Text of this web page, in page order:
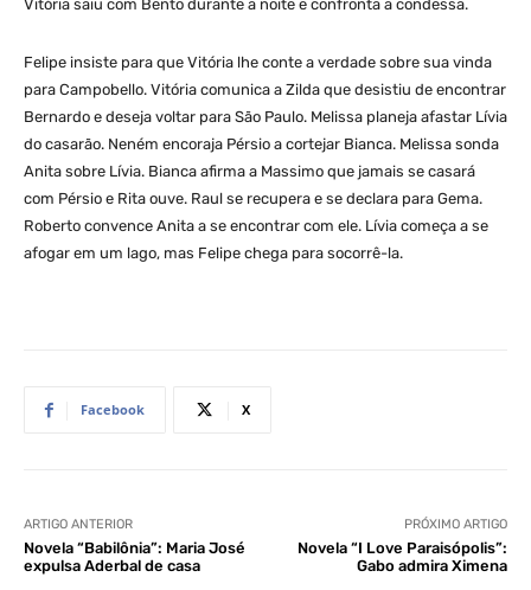
Vitória saiu com Bento durante a noite e confronta a condessa.
Felipe insiste para que Vitória lhe conte a verdade sobre sua vinda
para Campobello. Vitória comunica a Zilda que desistiu de encontrar
Bernardo e deseja voltar para São Paulo. Melissa planeja afastar Lívia
do casarão. Neném encoraja Pérsio a cortejar Bianca. Melissa sonda
Anita sobre Lívia. Bianca afirma a Massimo que jamais se casará
com Pérsio e Rita ouve. Raul se recupera e se declara para Gema.
Roberto convence Anita a se encontrar com ele. Lívia começa a se
afogar em um lago, mas Felipe chega para socorrê-la.
Facebook X
ARTIGO ANTERIOR
Novela “Babilônia”: Maria José
expulsa Aderbal de casa
PRÓXIMO ARTIGO
Novela “I Love Paraisópolis”:
Gabo admira Ximena